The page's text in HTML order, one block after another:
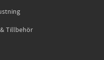
Tillbehör